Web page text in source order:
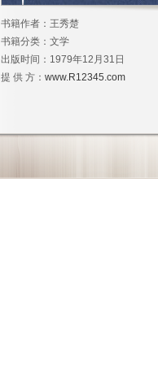
书籍作者： 王秀楚
书籍分类： 文学
出版时间： 1979年12月31日
提 供 方： www.R12345.com